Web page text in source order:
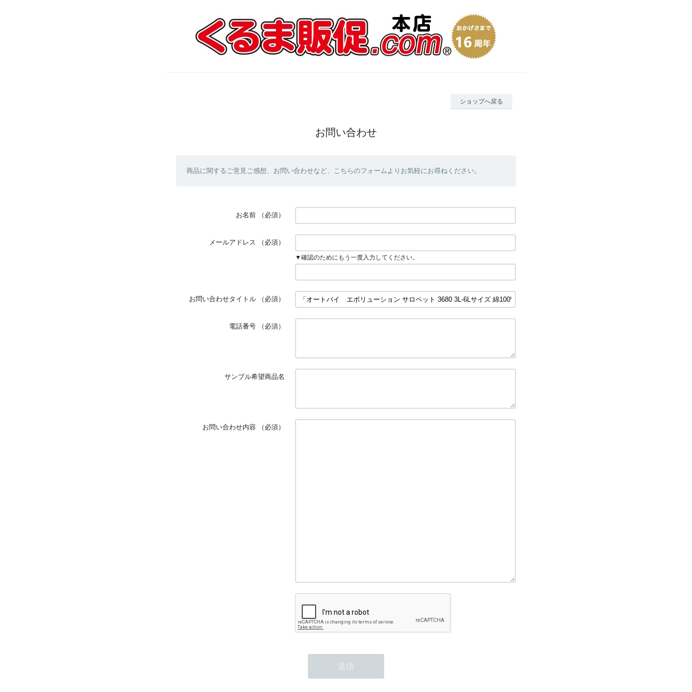
ショップへ戻る
お問い合わせ
商品に関するご意見ご感想、お問い合わせなど、こちらのフォームよりお気軽にお尋ねください。
お名前 （必須）
メールアドレス （必須）
▼確認のためにもう一度入力してください。
お問い合わせタイトル （必須）
電話番号 （必須）
サンプル希望商品名
お問い合わせ内容 （必須）